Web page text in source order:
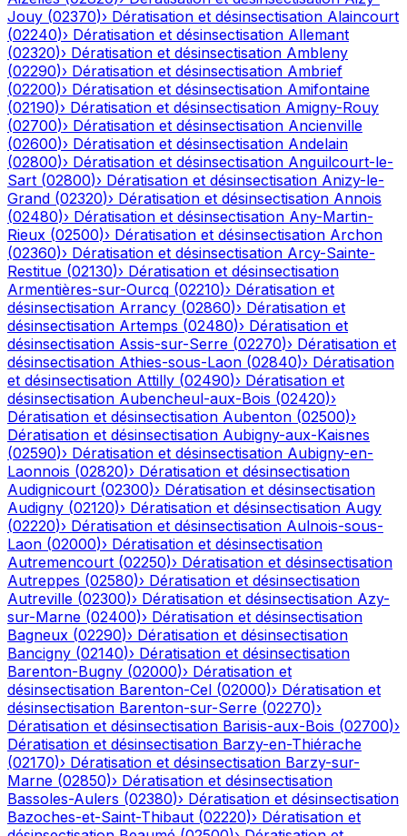
Jouy (02370)› Dératisation et désinsectisation Alaincourt
(02240)› Dératisation et désinsectisation Allemant
(02320)› Dératisation et désinsectisation Ambleny
(02290)› Dératisation et désinsectisation Ambrief
(02200)› Dératisation et désinsectisation Amifontaine
(02190)› Dératisation et désinsectisation Amigny-Rouy
(02700)› Dératisation et désinsectisation Ancienville
(02600)› Dératisation et désinsectisation Andelain
(02800)› Dératisation et désinsectisation Anguilcourt-le-
Sart (02800)› Dératisation et désinsectisation Anizy-le-
Grand (02320)› Dératisation et désinsectisation Annois
(02480)› Dératisation et désinsectisation Any-Martin-
Rieux (02500)› Dératisation et désinsectisation Archon
(02360)› Dératisation et désinsectisation Arcy-Sainte-
Restitue (02130)› Dératisation et désinsectisation
Armentières-sur-Ourcq (02210)› Dératisation et
désinsectisation Arrancy (02860)› Dératisation et
désinsectisation Artemps (02480)› Dératisation et
désinsectisation Assis-sur-Serre (02270)› Dératisation et
désinsectisation Athies-sous-Laon (02840)› Dératisation
et désinsectisation Attilly (02490)› Dératisation et
désinsectisation Aubencheul-aux-Bois (02420)›
Dératisation et désinsectisation Aubenton (02500)›
Dératisation et désinsectisation Aubigny-aux-Kaisnes
(02590)› Dératisation et désinsectisation Aubigny-en-
Laonnois (02820)› Dératisation et désinsectisation
Audignicourt (02300)› Dératisation et désinsectisation
Audigny (02120)› Dératisation et désinsectisation Augy
(02220)› Dératisation et désinsectisation Aulnois-sous-
Laon (02000)› Dératisation et désinsectisation
Autremencourt (02250)› Dératisation et désinsectisation
Autreppes (02580)› Dératisation et désinsectisation
Autreville (02300)› Dératisation et désinsectisation Azy-
sur-Marne (02400)› Dératisation et désinsectisation
Bagneux (02290)› Dératisation et désinsectisation
Bancigny (02140)› Dératisation et désinsectisation
Barenton-Bugny (02000)› Dératisation et
désinsectisation Barenton-Cel (02000)› Dératisation et
désinsectisation Barenton-sur-Serre (02270)›
Dératisation et désinsectisation Barisis-aux-Bois (02700)›
Dératisation et désinsectisation Barzy-en-Thiérache
(02170)› Dératisation et désinsectisation Barzy-sur-
Marne (02850)› Dératisation et désinsectisation
Bassoles-Aulers (02380)› Dératisation et désinsectisation
Bazoches-et-Saint-Thibaut (02220)› Dératisation et